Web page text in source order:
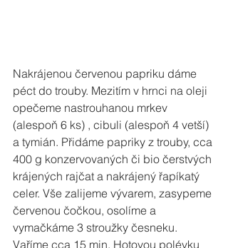
Nakrájenou červenou papriku dáme
péct do trouby. Mezitím v hrnci na oleji
opečeme nastrouhanou mrkev
(alespoň 6 ks) , cibuli (alespoň 4 vetší)
a tymián. Přidáme papriky z trouby, cca
400 g konzervovaných či bio čerstvých
krájených rajčat a nakrájený řapíkatý
celer. Vše zalijeme vývarem, zasypeme
červenou čočkou, osolíme a
vymačkáme 3 stroužky česneku.
Vaříme cca 15 min. Hotovou polévku